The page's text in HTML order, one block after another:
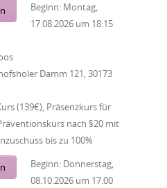
Beginn: Montag,
17.08.2026 um 18:15
Damm 121, 30173
(139€), Präsenzkurs für
nach §20 mit
bis zu 100%
Beginn: Donnerstag,
08.10.2026 um 17:00